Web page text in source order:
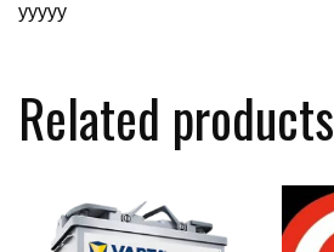
yyyyy
Related products